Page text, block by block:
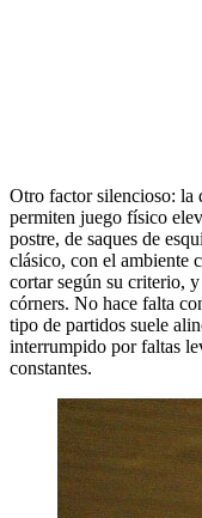
Otro factor silencioso: la
permiten juego físico
postre, de saques de
clásico, con el ambiente
cortar según su criterio,
córners. No hace falta
tipo de partidos suele
interrumpido por faltas
constantes.